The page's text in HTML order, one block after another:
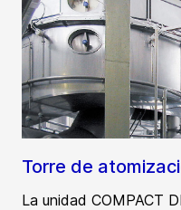
Torre de
La unidad COMPACT